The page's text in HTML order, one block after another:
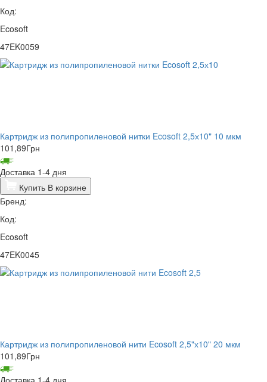
Код:
Ecosoft
47EK0059
Картридж из полипропиленовой нитки Ecosoft 2,5х10" 10 мкм
101,89Грн
Доставка 1-4 дня
Купить В корзине
Бренд:
Код:
Ecosoft
47EK0045
Картридж из полипропиленовой нити Ecosoft 2,5"х10" 20 мкм
101,89Грн
Доставка 1-4 дня